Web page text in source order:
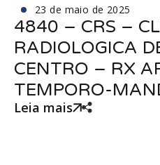
23 de maio de 2025
4840 – CRS –
RADIOLOGICA
CENTRO – RX
TEMPORO-
Leia mais